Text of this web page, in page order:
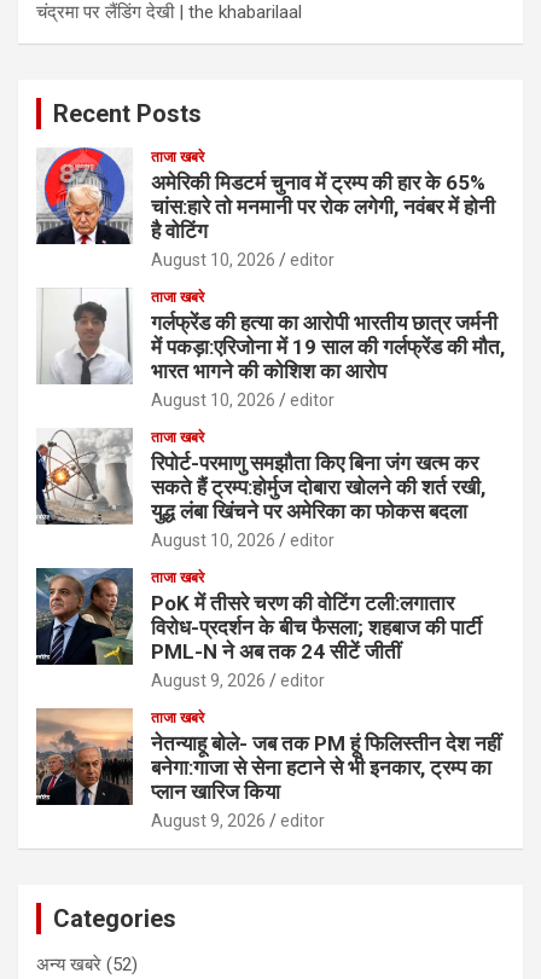
चंद्रमा पर लैंडिंग देखी | the khabarilaal
Recent Posts
ताजा खबरे
अमेरिकी मिडटर्म चुनाव में ट्रम्प की हार के 65%
चांस:हारे तो मनमानी पर रोक लगेगी, नवंबर में होनी
है वोटिंग
August 10, 2026 editor
ताजा खबरे
गर्लफ्रेंड की हत्या का आरोपी भारतीय छात्र जर्मनी
में पकड़ा:एरिजोना में 19 साल की गर्लफ्रेंड की मौत,
भारत भागने की कोशिश का आरोप
August 10, 2026 editor
ताजा खबरे
रिपोर्ट-परमाणु समझौता किए बिना जंग खत्म कर
सकते हैं ट्रम्प:होर्मुज दोबारा खोलने की शर्त रखी,
युद्ध लंबा खिंचने पर अमेरिका का फोकस बदला
August 10, 2026 editor
ताजा खबरे
PoK में तीसरे चरण की वोटिंग टली:लगातार
विरोध-प्रदर्शन के बीच फैसला; शहबाज की पार्टी
PML-N ने अब तक 24 सीटें जीतीं
August 9, 2026 editor
ताजा खबरे
नेतन्याहू बोले- जब तक PM हूं फिलिस्तीन देश नहीं
बनेगा:गाजा से सेना हटाने से भी इनकार, ट्रम्प का
प्लान खारिज किया
August 9, 2026 editor
Categories
अन्य खबरे (52)